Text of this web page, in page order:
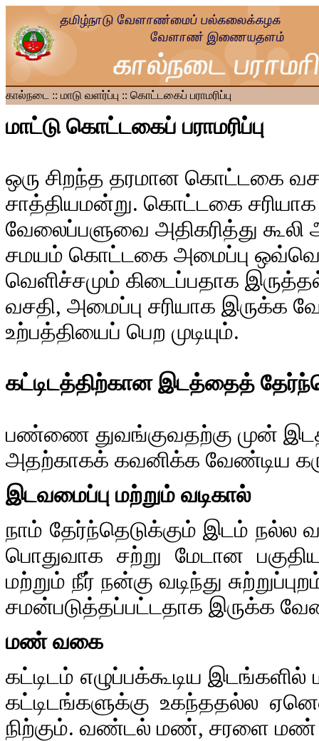
கால்நடை :: மாடு வளர்ப்பு :: கொட்டகைப் பராமரிப்பு
மாட்டு கொட்டகைப் பராமரிப்பு
ஒரு சிறந்த தரமான கொட்டகை
சாத்தியமன்று. கொட்டகை சரியாக
வேலைப்பளுவை அதிகரித்து
சமயம் கொட்டகை அமைப்பு
வெளிச்சமும் கிடைப்பதாக
வசதி, அமைப்பு சரியாக இருக்க
உற்பத்தியைப் பெற முடியும்.
கட்டிடத்திற்கான இடத்தைத்
பண்ணை துவங்குவதற்கு முன்
அதற்காகக் கவனிக்க வேண்டிய
இடவமைப்பு மற்றும் வடிகால்
நாம் தேர்ந்தெடுக்கும் இடம் நல்ல
பொதுவாக சற்று மேடான
மற்றும் நீர் நன்கு வடிந்து
சமன்படுத்தப்பட்டதாக இருக்க
மண் வகை
கட்டிடம் எழுப்பக்கூடிய
கட்டிடங்களுக்கு உகந்ததல்ல
நிற்கும். வண்டல் மண், சரளை மண்